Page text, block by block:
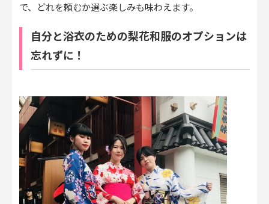
で、どれを頼むか選ぶ楽しみも味わえます。
自分と浴衣のための梨花和服のオプションは
忘れずに！